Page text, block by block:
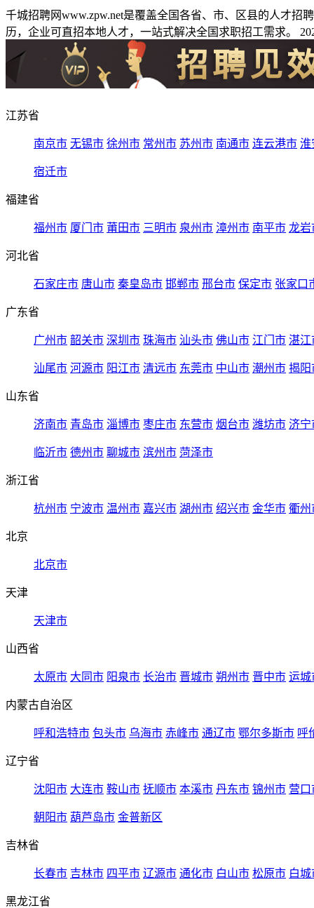
千城招聘网www.zpw.net是覆盖全国各省、市、区县的人才
历，企业可直招本地人才，一站式解决全国求职招工需求。
江苏省
南京市 无锡市 徐州市 常州市 苏州市 南通市 连云港市 淮
宿迁市
福建省
福州市 厦门市 莆田市 三明市 泉州市 漳州市 南平市 龙岩
河北省
石家庄市 唐山市 秦皇岛市 邯郸市 邢台市 保定市 张家口
广东省
广州市 韶关市 深圳市 珠海市 汕头市 佛山市 江门市 湛江
汕尾市 河源市 阳江市 清远市 东莞市 中山市 潮州市 揭阳
山东省
济南市 青岛市 淄博市 枣庄市 东营市 烟台市 潍坊市 济宁
临沂市 德州市 聊城市 滨州市 菏泽市
浙江省
杭州市 宁波市 温州市 嘉兴市 湖州市 绍兴市 金华市 衢州
北京
北京市
天津
天津市
山西省
太原市 大同市 阳泉市 长治市 晋城市 朔州市 晋中市 运城
内蒙古自治区
呼和浩特市 包头市 乌海市 赤峰市 通辽市 鄂尔多斯市 呼
辽宁省
沈阳市 大连市 鞍山市 抚顺市 本溪市 丹东市 锦州市 营口
朝阳市 葫芦岛市 金普新区
吉林省
长春市 吉林市 四平市 辽源市 通化市 白山市 松原市 白城
黑龙江省